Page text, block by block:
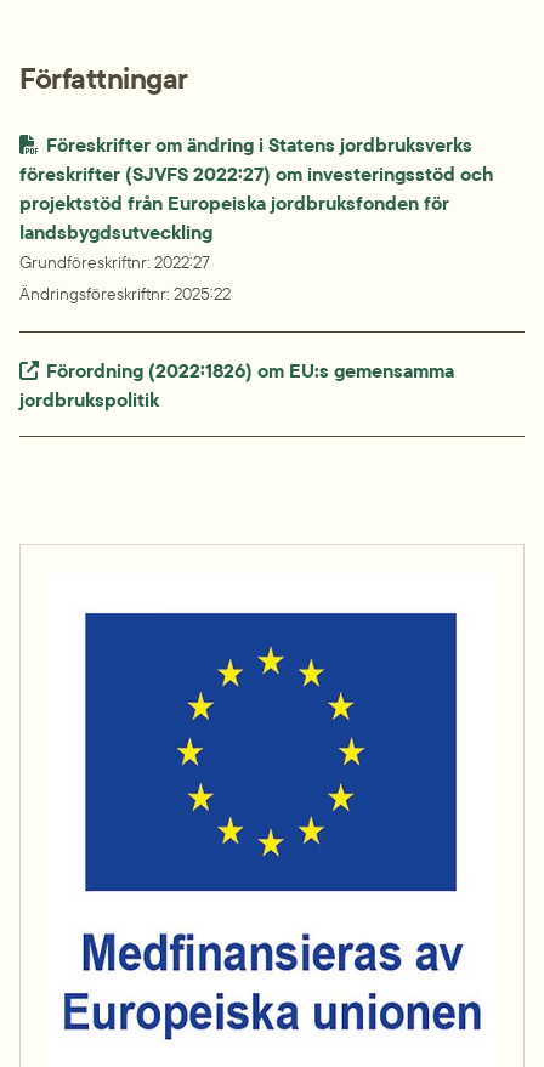
Författningar
Föreskrifter om ändring i Statens jordbruksverks
föreskrifter (SJVFS 2022:27) om investeringsstöd och
projektstöd från Europeiska jordbruksfonden för
landsbygdsutveckling
Grundföreskriftnr: 2022:27
Ändringsföreskriftnr: 2025:22
Extern länk.
Förordning (2022:1826) om EU:s gemensamma
jordbrukspolitik